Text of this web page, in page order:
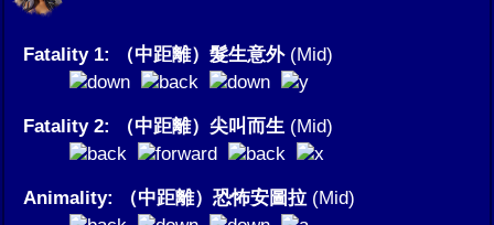
Fatality 1: （中距離）髮生意外(Mid)
Fatality 2: （中距離）尖叫而生 (Mid)
Animality: （中距離）恐怖安圖拉 (Mid)